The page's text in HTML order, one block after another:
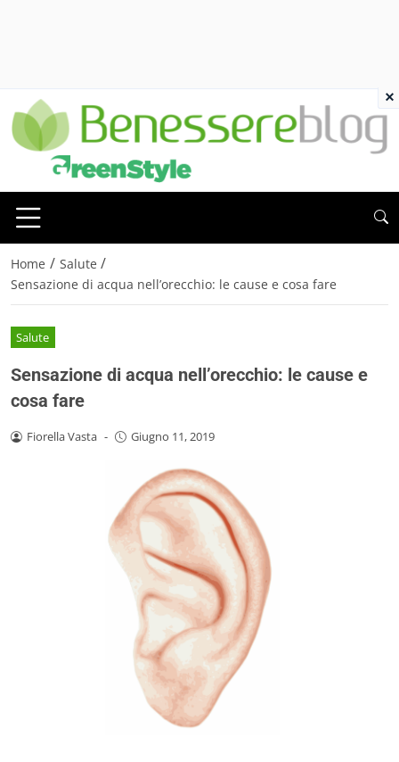
Home / Salute /
Sensazione di acqua nell’orecchio: le cause e cosa fare
Salute
Sensazione di acqua nell’orecchio: le cause e
cosa fare
Fiorella Vasta - Giugno 11, 2019
×